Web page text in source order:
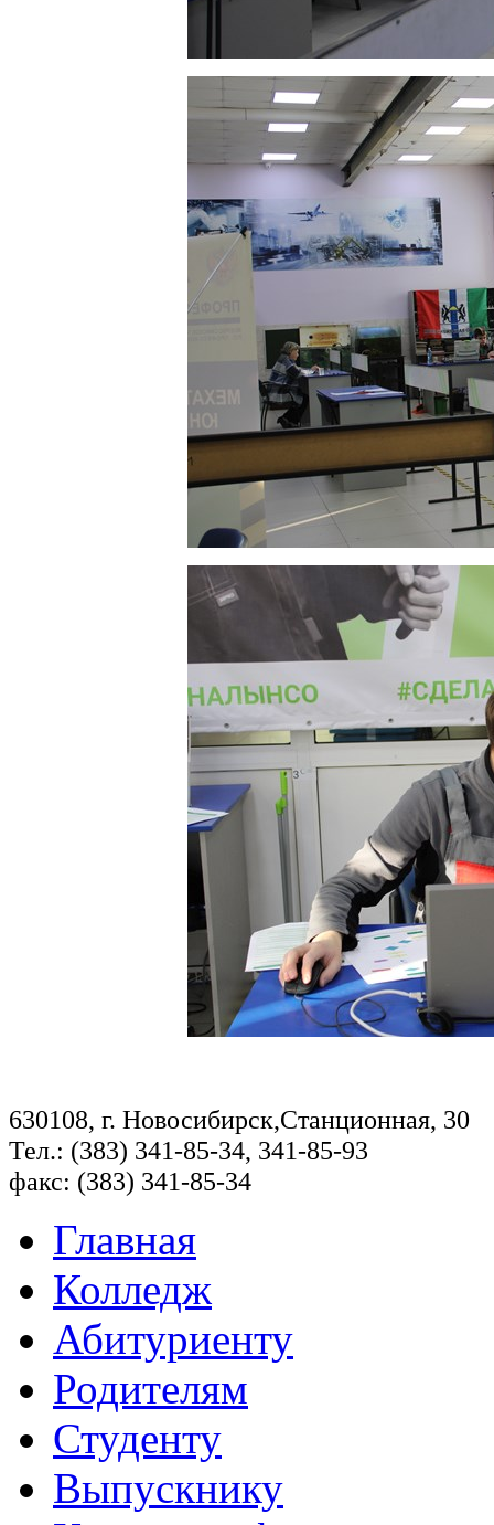
630108, г. Новосибирск,Станционная, 30
Тел.: (383) 341-85-34, 341-85-93
факс: (383) 341-85-34
Главная
Колледж
Абитуриенту
Родителям
Студенту
Выпускнику